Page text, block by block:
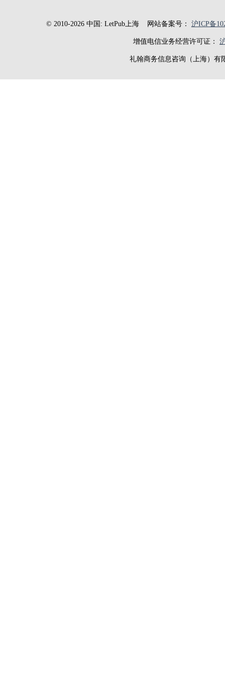
© 2010-2026 中国: LetPub上海网站备案号： 沪ICP备
增值电信业务经营许可证：
礼翰商务信息咨询（上海）